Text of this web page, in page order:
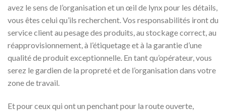
avez le sens de l’organisation et un œil de lynx pour les détails,
vous êtes celui qu’ils recherchent. Vos responsabilités iront du
service client au pesage des produits, au stockage correct, au
réapprovisionnement, à l’étiquetage et à la garantie d’une
qualité de produit exceptionnelle. En tant qu’opérateur, vous
serez le gardien de la propreté et de l’organisation dans votre
zone de travail.
Et pour ceux qui ont un penchant pour la route ouverte,